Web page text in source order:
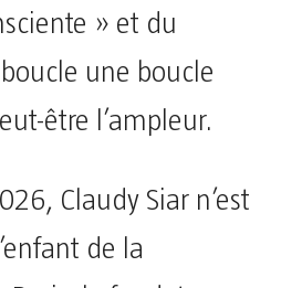
» et du
une boucle
être l’ampleur.
Claudy Siar n’est
de la